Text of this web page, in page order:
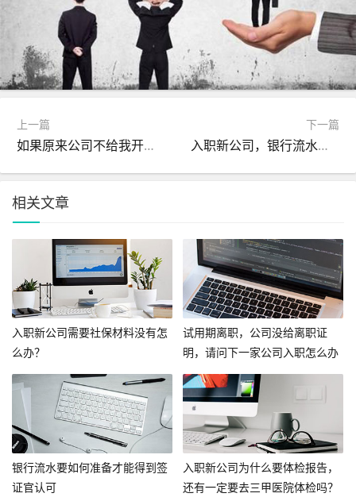
上一篇
如果原来公司不给我开离职证明，我该怎么办？
下一篇
入职新公司，银行流水该不该提供给新公司存档？
相关文章
入职新公司需要社保材料没有怎
么办？
试用期离职，公司没给离职证
明，请问下一家公司入职怎么办
呢？
银行流水要如何准备才能得到签
证官认可
入职新公司为什么要体检报告，
还有一定要去三甲医院体检吗？